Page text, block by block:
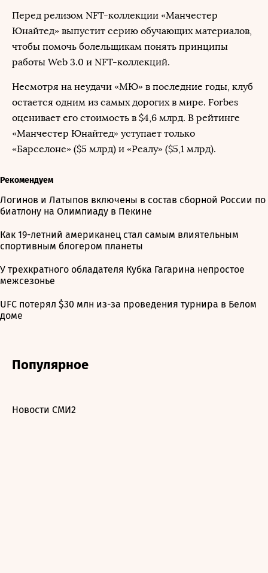
Перед релизом NFT-коллекции «Манчестер
Юнайтед» выпустит серию обучающих материалов,
чтобы помочь болельщикам понять принципы
работы Web 3.0 и NFT-коллекций.
Несмотря на неудачи «МЮ» в последние годы, клуб
остается одним из самых дорогих в мире. Forbes
оценивает его стоимость в $4,6 млрд. В рейтинге
«Манчестер Юнайтед» уступает только
«Барселоне» ($5 млрд) и «Реалу» ($5,1 млрд).
Рекомендуем
Логинов и Латыпов включены в состав сборной России по
биатлону на Олимпиаду в Пекине
Как 19-летний американец стал самым влиятельным
спортивным блогером планеты
У трехкратного обладателя Кубка Гагарина непростое
межсезонье
UFC потерял $30 млн из-за проведения турнира в Белом
доме
Популярное
Новости СМИ2